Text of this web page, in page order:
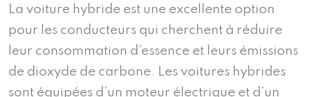
La voiture hybride est une excellente option
pour les conducteurs qui cherchent à réduire
leur consommation d’essence et leurs émissions
de dioxyde de carbone. Les voitures hybrides
sont équipées d’un moteur électrique et d’un